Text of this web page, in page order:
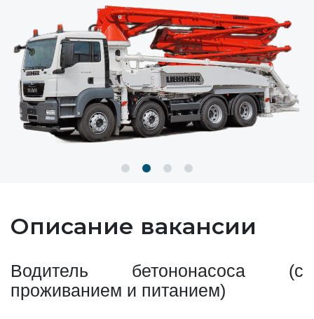
Описание вакансии
Водитель бетононасоса (с
проживанием и питанием)